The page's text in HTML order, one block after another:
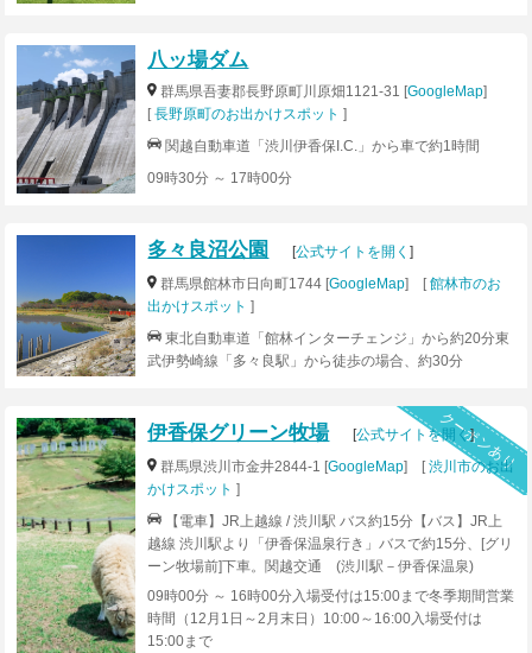
八ッ場ダム
群馬県吾妻郡長野原町川原畑1121-31 [GoogleMap]
[長野原町のお出かけスポット ]
関越自動車道「渋川伊香保I.C.」から車で約1時間
09時30分 ～ 17時00分
多々良沼公園 [公式サイトを開く]
群馬県館林市日向町1744 [GoogleMap] [館林市のお
出かけスポット ]
東北自動車道「館林インターチェンジ」から約20分東
武伊勢崎線「多々良駅」から徒歩の場合、約30分
クーポンあり
伊香保グリーン牧場 [公式サイトを開く]
群馬県渋川市金井2844-1 [GoogleMap] [渋川市のお出
かけスポット ]
【電車】JR上越線 / 渋川駅 バス約15分【バス】JR上
越線 渋川駅より「伊香保温泉行き」バスで約15分、[グリ
ーン牧場前]下車。関越交通 (渋川駅－伊香保温泉)
【車】関越自動車道「渋川伊香保IC」より、伊香保温泉
方面へ約8km（約15分）
09時00分 ～ 16時00分入場受付は15:00まで冬季期間営業
時間（12月1日～2月末日）10:00～16:00入場受付は
15:00まで